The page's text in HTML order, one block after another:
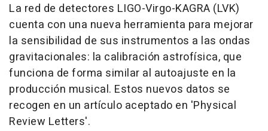
La red de detectores LIGO-Virgo-KAGRA (LVK)
cuenta con una nueva herramienta para mejorar
la sensibilidad de sus instrumentos a las ondas
gravitacionales: la calibración astrofísica, que
funciona de forma similar al autoajuste en la
producción musical. Estos nuevos datos se
recogen en un artículo aceptado en 'Physical
Review Letters'.